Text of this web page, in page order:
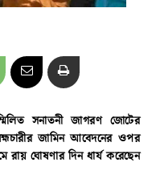
সনাতনী জাগরণ জোটের
জামিন আবেদনের ওপর
রায় ঘোষণার দিন ধার্য করেছেন